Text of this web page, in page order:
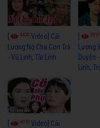
4430 Video] Cải
Lương Nợ Cha Con Trả
- Vũ Linh, Tài Linh
Lương
Duyên
Linh,
[ 4010 Video] Cải